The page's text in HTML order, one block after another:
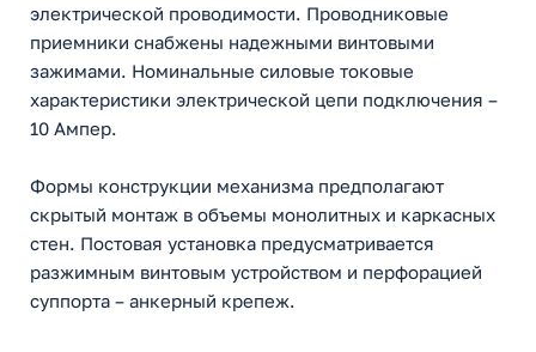
электрической проводимости. Проводниковые
приемники снабжены надежными винтовыми
зажимами. Номинальные силовые токовые
характеристики электрической цепи подключения –
10 Ампер.
Формы конструкции механизма предполагают
скрытый монтаж в объемы монолитных и каркасных
стен. Постовая установка предусматривается
разжимным винтовым устройством и перфорацией
суппорта – анкерный крепеж.